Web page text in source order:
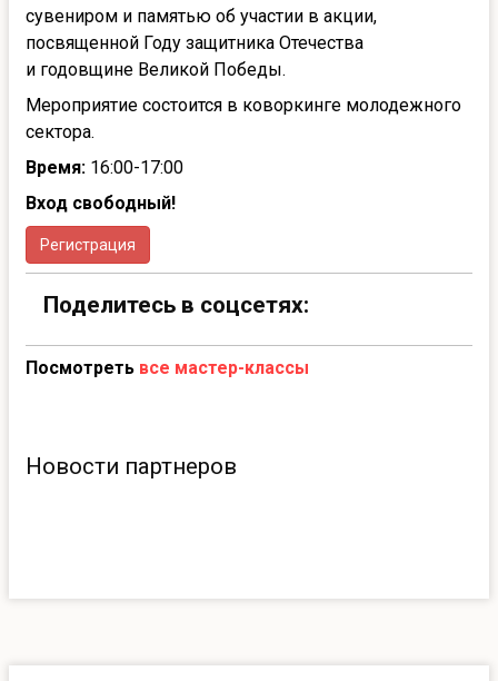
сувениром и памятью об участии в акции,
посвященной Году защитника Отечества
и годовщине Великой Победы.
Мероприятие состоится в коворкинге молодежного
сектора.
Время: 16:00-17:00
Вход свободный!
Регистрация
Поделитесь в соцсетях:
Посмотреть все мастер-классы
Новости партнеров